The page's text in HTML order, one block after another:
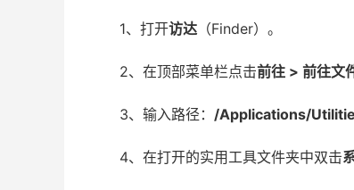
1、打开访达 （Finder）。
2、在顶部菜单栏点击前往 > 前往文
3、输入路径： /Applications/
4、在打开的实用工具文件夹中双击